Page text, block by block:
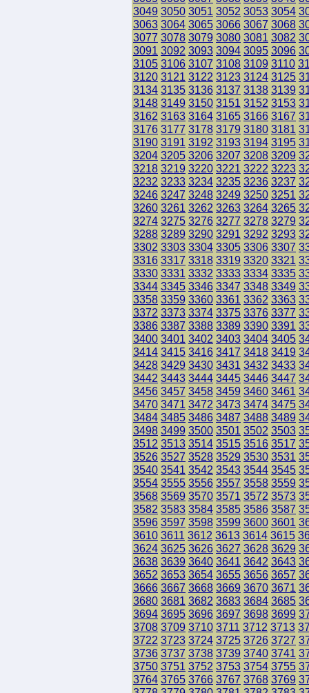
3049 3050 3051 3052 3053 3054
3063 3064 3065 3066 3067 3068
3077 3078 3079 3080 3081 3082
3091 3092 3093 3094 3095 3096
3105 3106 3107 3108 3109 3110
3120 3121 3122 3123 3124 3125
3134 3135 3136 3137 3138 3139
3148 3149 3150 3151 3152 3153
3162 3163 3164 3165 3166 3167
3176 3177 3178 3179 3180 3181
3190 3191 3192 3193 3194 3195
3204 3205 3206 3207 3208 3209
3218 3219 3220 3221 3222 3223
3232 3233 3234 3235 3236 3237
3246 3247 3248 3249 3250 3251
3260 3261 3262 3263 3264 3265
3274 3275 3276 3277 3278 3279
3288 3289 3290 3291 3292 3293
3302 3303 3304 3305 3306 3307
3316 3317 3318 3319 3320 3321
3330 3331 3332 3333 3334 3335
3344 3345 3346 3347 3348 3349
3358 3359 3360 3361 3362 3363
3372 3373 3374 3375 3376 3377
3386 3387 3388 3389 3390 3391
3400 3401 3402 3403 3404 3405
3414 3415 3416 3417 3418 3419
3428 3429 3430 3431 3432 3433
3442 3443 3444 3445 3446 3447
3456 3457 3458 3459 3460 3461
3470 3471 3472 3473 3474 3475
3484 3485 3486 3487 3488 3489
3498 3499 3500 3501 3502 3503
3512 3513 3514 3515 3516 3517
3526 3527 3528 3529 3530 3531
3540 3541 3542 3543 3544 3545
3554 3555 3556 3557 3558 3559
3568 3569 3570 3571 3572 3573
3582 3583 3584 3585 3586 3587
3596 3597 3598 3599 3600 3601
3610 3611 3612 3613 3614 3615
3624 3625 3626 3627 3628 3629
3638 3639 3640 3641 3642 3643
3652 3653 3654 3655 3656 3657
3666 3667 3668 3669 3670 3671
3680 3681 3682 3683 3684 3685
3694 3695 3696 3697 3698 3699
3708 3709 3710 3711 3712 3713
3722 3723 3724 3725 3726 3727
3736 3737 3738 3739 3740 3741
3750 3751 3752 3753 3754 3755
3764 3765 3766 3767 3768 3769